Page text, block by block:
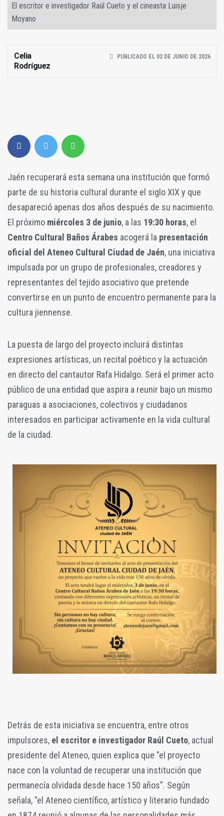
El escritor e investigador Raúl Cueto y el cineasta Luisje
Moyano
Celia
Rodríguez
PUBLICADO EL 02 DE JUNIO DE 2026
Jaén recuperará esta semana una institución que formó
parte de su historia cultural durante el siglo XIX y que
desapareció apenas dos años después de su nacimiento.
El próximo miércoles 3 de junio, a las 19:30 horas, el
Centro Cultural Baños Árabes acogerá la presentación
oficial del Ateneo Cultural Ciudad de Jaén, una iniciativa
impulsada por un grupo de profesionales, creadores y
representantes del tejido asociativo que pretende
convertirse en un punto de encuentro permanente para la
cultura jiennense.
La puesta de largo del proyecto incluirá distintas
expresiones artísticas, un recital poético y la actuación
en directo del cantautor Rafa Hidalgo. Será el primer acto
público de una entidad que aspira a reunir bajo un mismo
paraguas a asociaciones, colectivos y ciudadanos
interesados en participar activamente en la vida cultural
de la ciudad.
Detrás de esta iniciativa se encuentra, entre otros
impulsores, el escritor e investigador Raúl Cueto, actual
presidente del Ateneo, quien explica que "el proyecto
nace con la voluntad de recuperar una institución que
permanecía olvidada desde hace 150 años". Según
señala, "el Ateneo científico, artístico y literario fundado